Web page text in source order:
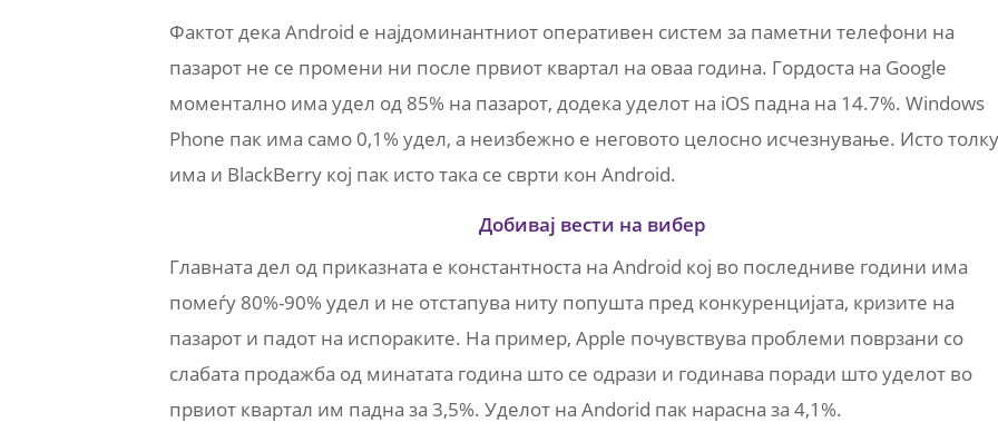
Фактот дека Android е најдоминантниот оперативен систем за паметни телефони на
пазарот не се промени ни после првиот квартал на оваа година. Гордоста на Google
моментално има удел од 85% на пазарот, додека уделот на iOS падна на 14.7%. Windows
Phone пак има само 0,1% удел, а неизбежно е неговото целосно исчезнување. Исто толку
има и BlackBerry кој пак исто така се сврти кон Android.
Добивај вести на вибер
Главната дел од приказната е константноста на Android кој во последниве години има
помеѓу 80%-90% удел и не отстапува ниту попушта пред конкуренцијата, кризите на
пазарот и падот на испораките. На пример, Apple почувствува проблеми поврзани со
слабата продажба од минатата година што се одрази и годинава поради што уделот во
првиот квартал им падна за 3,5%. Уделот на Andorid пак нарасна за 4,1%.